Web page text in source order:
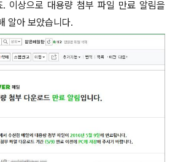
. 이상으로 대용량 첨부 파일 만료 알림을
알아 보았습니다.